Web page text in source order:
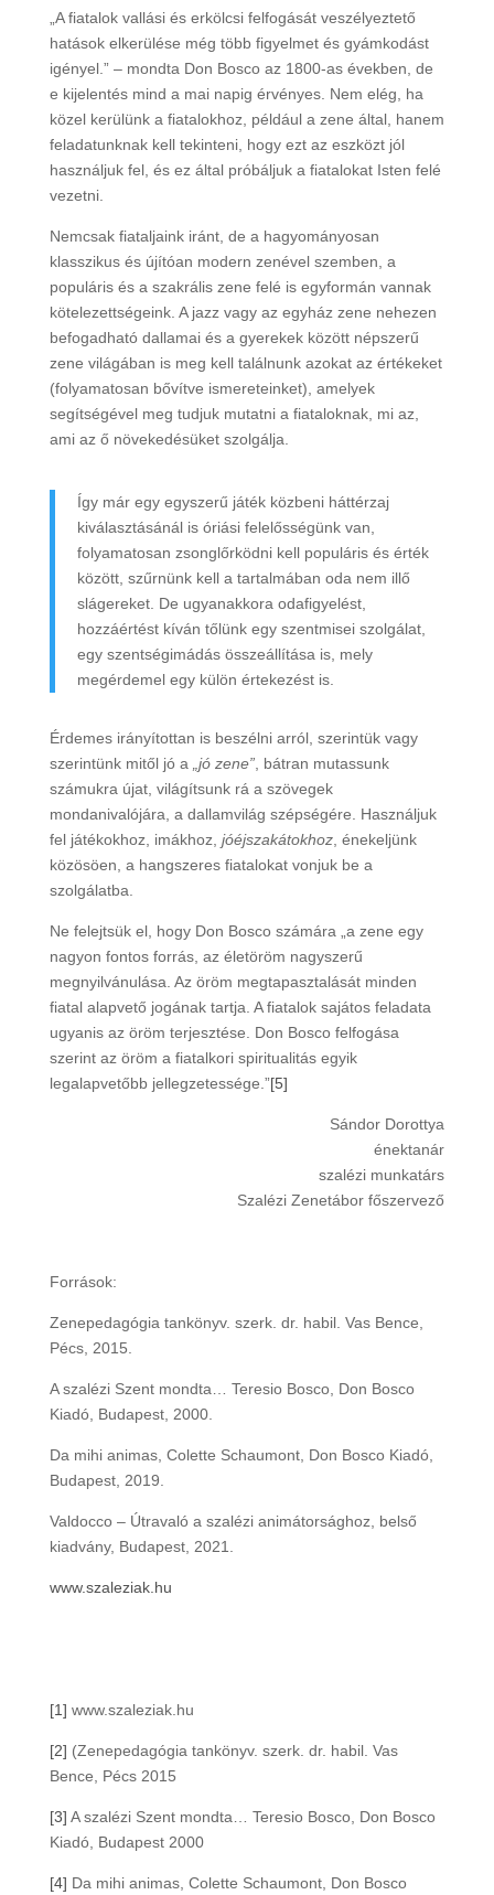
„A fiatalok vallási és erkölcsi felfogását veszélyeztető
hatások elkerülése még több figyelmet és gyámkodást
igényel.” – mondta Don Bosco az 1800-as években, de
e kijelentés mind a mai napig érvényes. Nem elég, ha
közel kerülünk a fiatalokhoz, például a zene által, hanem
feladatunknak kell tekinteni, hogy ezt az eszközt jól
használjuk fel, és ez által próbáljuk a fiatalokat Isten felé
vezetni.
Nemcsak fiataljaink iránt, de a hagyományosan
klasszikus és újítóan modern zenével szemben, a
populáris és a szakrális zene felé is egyformán vannak
kötelezettségeink. A jazz vagy az egyház zene nehezen
befogadható dallamai és a gyerekek között népszerű
zene világában is meg kell találnunk azokat az értékeket
(folyamatosan bővítve ismereteinket), amelyek
segítségével meg tudjuk mutatni a fiataloknak, mi az,
ami az ő növekedésüket szolgálja.
Így már egy egyszerű játék közbeni háttérzaj
kiválasztásánál is óriási felelősségünk van,
folyamatosan zsonglőrködni kell populáris és érték
között, szűrnünk kell a tartalmában oda nem illő
slágereket. De ugyanakkora odafigyelést,
hozzáértést kíván tőlünk egy szentmisei szolgálat,
egy szentségimádás összeállítása is, mely
megérdemel egy külön értekezést is.
Érdemes irányítottan is beszélni arról, szerintük vagy
szerintünk mitől jó a
„jó zene”, bátran mutassunk
számukra újat, világítsunk rá a szövegek
mondanivalójára, a dallamvilág szépségére. Használjuk
fel játékokhoz, imákhoz, jóéjszakátokhoz, énekeljünk
közösöen, a hangszeres fiatalokat vonjuk be a
szolgálatba.
Ne felejtsük el, hogy Don Bosco számára „a zene egy
nagyon fontos forrás, az életöröm nagyszerű
megnyilvánulása. Az öröm megtapasztalását minden
fiatal alapvető jogának tartja. A fiatalok sajátos feladata
ugyanis az öröm terjesztése. Don Bosco felfogása
szerint az öröm a fiatalkori spiritualitás egyik
legalapvetőbb jellegzetessége.”[5]
Sándor Dorottya
énektanár
szalézi munkatárs
Szalézi Zenetábor főszervező
Források:
Zenepedagógia tankönyv. szerk. dr. habil. Vas Bence,
Pécs, 2015.
A szalézi Szent mondta… Teresio Bosco, Don Bosco
Kiadó, Budapest, 2000.
Da mihi animas, Colette Schaumont, Don Bosco Kiadó,
Budapest, 2019.
Valdocco – Útravaló a szalézi animátorsághoz, belső
kiadvány, Budapest, 2021.
www.szaleziak.hu
[1] www.szaleziak.hu
[2] (Zenepedagógia tankönyv. szerk. dr. habil. Vas
Bence, Pécs 2015
[3] A szalézi Szent mondta… Teresio Bosco, Don Bosco
Kiadó, Budapest 2000
[4] Da mihi animas, Colette Schaumont, Don Bosco